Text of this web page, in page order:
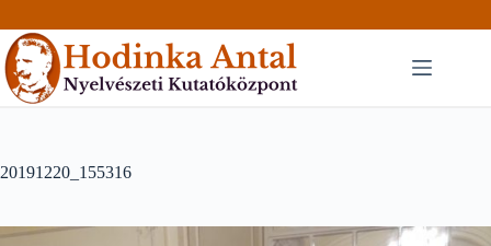
to
content
20191220_155316